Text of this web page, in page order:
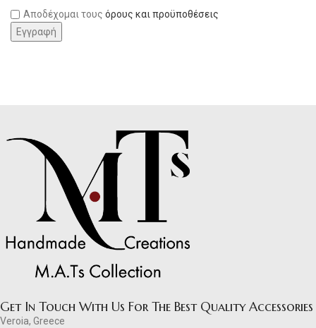
Αποδέχομαι τους όρους και προϋποθέσεις
Get In Touch With Us For The Best Quality Accessories
Veroia, Greece